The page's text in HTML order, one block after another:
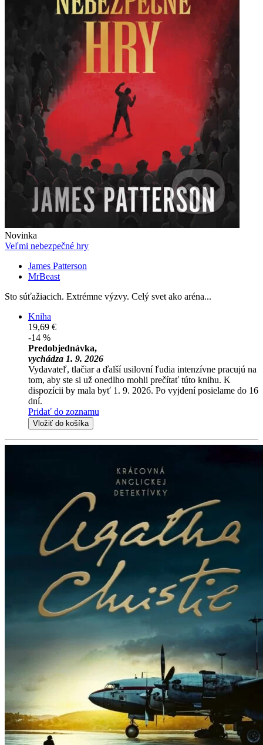
Novinka
Veľmi nebezpečné hry
James Patterson
MrBeast
Sto súťažiacich. Extrémne výzvy. Celý svet ako aréna...
Kniha
19,69 €
-14 %
Predobjednávka,
vychádza 1. 9. 2026
Vydavateľ, tlačiar a ďalší usilovní ľudia intenzívne pracujú na
tom, aby ste si už onedlho mohli prečítať túto knihu. K
dispozícii by mala byť 1. 9. 2026. Po vyjdení posielame do 16
dní.
Pridať do zoznamu
Vložiť do košíka